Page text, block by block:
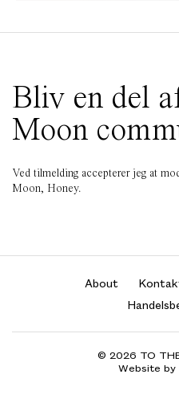
Bliv en del
Moon
Ved tilmelding accepterer jeg at
Moon, Honey.
About
© 2026 TO
Website by